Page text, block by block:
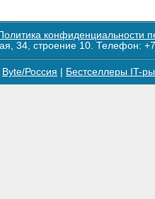
конфиденциальности
34, строение 10. Телефон:
Byte/Россия Бестселлеры IT-